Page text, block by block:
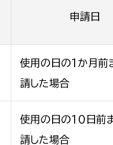
申請日
使用の日の1か月前
請した場合
使用の日の10日前
請した場合